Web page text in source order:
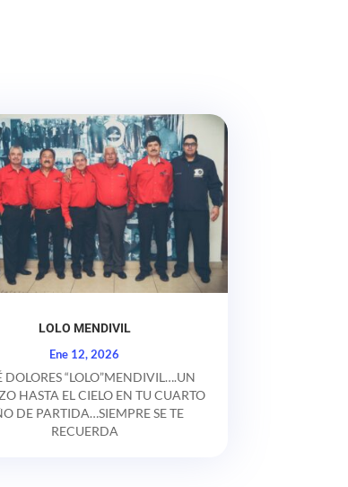
LOLO MENDIVIL
Ene 12, 2026
DOLORES “LOLO”MENDIVIL….UN
HASTA EL CIELO EN TU CUARTO
DE PARTIDA…SIEMPRE SE TE
RECUERDA